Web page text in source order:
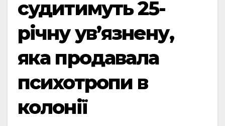
судитимуть 25-
річну ув’язнену,
яка продавала
психотропи в
колонії